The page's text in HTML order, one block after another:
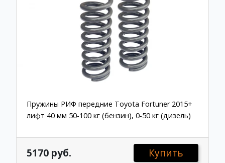
Пружины РИФ передние Toyota Fortuner 2015+
лифт 40 мм 50-100 кг (бензин), 0-50 кг (дизель)
5170 руб. Купить